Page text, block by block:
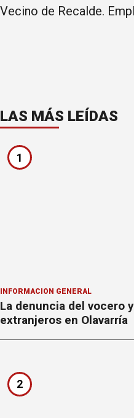
Vecino de Recalde.
LAS MÁS LEÍDAS
1
INFORMACION GENERAL
La denuncia del vocero
extranjeros en Olavarría
2